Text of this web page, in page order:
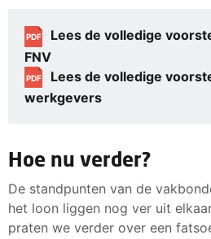
PDF
Lees de volledige
FNV
PDF
Lees de volledige
werkgevers
Hoe nu verder?
De standpunten van de
het loon liggen nog ver uit
praten we verder over een